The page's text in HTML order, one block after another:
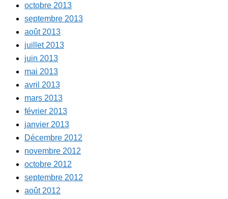
octobre 2013
septembre 2013
août 2013
juillet 2013
juin 2013
mai 2013
avril 2013
mars 2013
février 2013
janvier 2013
Décembre 2012
novembre 2012
octobre 2012
septembre 2012
août 2012